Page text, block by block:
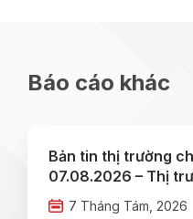
Báo cáo khác
Bản tin thị trường
07.08.2026 – Thị
7 Tháng Tám, 2026